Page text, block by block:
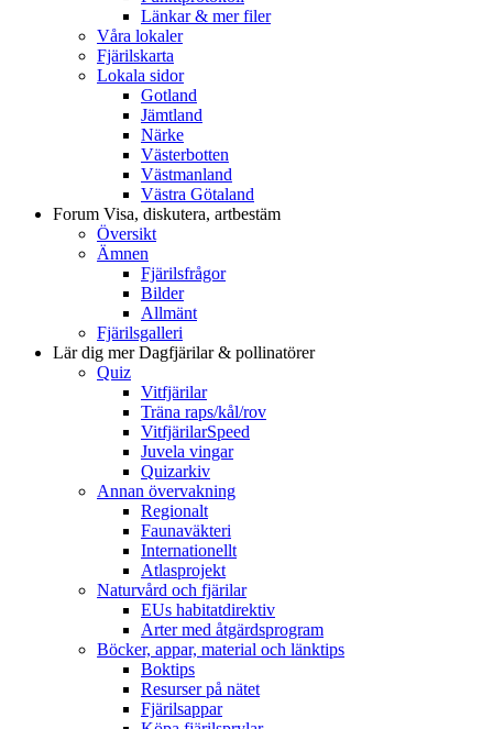
Länkar & mer filer
Våra lokaler
Fjärilskarta
Lokala sidor
Gotland
Jämtland
Närke
Västerbotten
Västmanland
Västra Götaland
Forum Visa, diskutera, artbestäm
Översikt
Ämnen
Fjärilsfrågor
Bilder
Allmänt
Fjärilsgalleri
Lär dig merDagfjärilar & pollinatörer
Quiz
Vitfjärilar
Träna raps/kål/rov
VitfjärilarSpeed
Juvela vingar
Quizarkiv
Annan övervakning
Regionalt
Faunaväkteri
Internationellt
Atlasprojekt
Naturvård och fjärilar
EUs habitatdirektiv
Arter med åtgärdsprogram
Böcker, appar, material och länktips
Boktips
Resurser på nätet
Fjärilsappar